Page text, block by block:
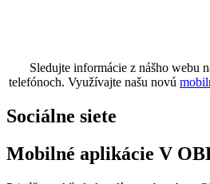
Sledujte informácie z nášho webu
telefónoch. Využívajte našu novú
Sociálne siete
Mobilné aplikácie V